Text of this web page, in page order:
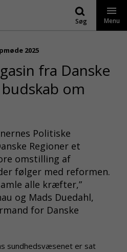
Søg Menu
2025
fra Danske
om
Politiske
Regioner et
omstilling af
følger med reformen.
alle kræfter,”
og Mads Duedahl,
for Danske
sundhedsvæsenet er sat